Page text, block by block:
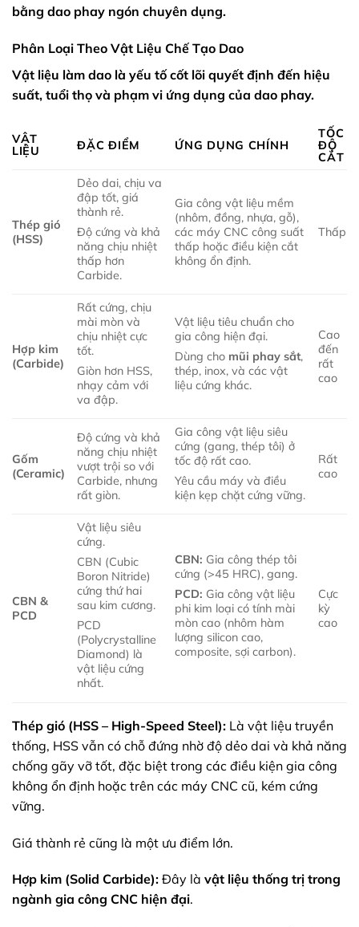
bằng dao phay ngón chuyên dụng.
Phân Loại Theo Vật Liệu Chế Tạo Dao
Vật liệu làm dao là yếu tố cốt lõi quyết định đến hiệu
suất, tuổi thọ và phạm vi ứng dụng của dao phay.
VẬT
LIỆU
ĐẶC ĐIỂM ỨNG DỤNG CHÍNH
TỐC
ĐỘ
CẮT
Thép gió
(HSS)
Dẻo dai, chịu va
đập tốt, giá
thành rẻ.
Độ cứng và khả
năng chịu nhiệt
thấp hơn
Carbide.
Gia công vật liệu mềm
(nhôm, đồng, nhựa, gỗ),
các máy CNC công suất
thấp hoặc điều kiện cắt
không ổn định.
Thấp
Hợp kim
(Carbide)
Rất cứng, chịu
mài mòn và
chịu nhiệt cực
tốt.
Giòn hơn HSS,
nhạy cảm với
va đập.
Vật liệu tiêu chuẩn cho
gia công hiện đại.
Dùng cho mũi phay sắt,
thép, inox, và các vật
liệu cứng khác.
Cao
đến
rất
cao
Gốm
(Ceramic)
Độ cứng và khả
năng chịu nhiệt
vượt trội so với
Carbide, nhưng
rất giòn.
Gia công vật liệu siêu
cứng (gang, thép tôi) ở
tốc độ rất cao.
Yêu cầu máy và điều
kiện kẹp chặt cứng vững.
Rất
cao
CBN &
PCD
Vật liệu siêu
cứng.
CBN (Cubic
Boron Nitride)
cứng thứ hai
sau kim cương.
PCD
(Polycrystalline
Diamond) là
vật liệu cứng
nhất.
CBN: Gia công thép tôi
cứng (>45 HRC), gang.
PCD: Gia công vật liệu
phi kim loại có tính mài
mòn cao (nhôm hàm
lượng silicon cao,
composite, sợi carbon).
Cực
kỳ
cao
Thép gió (HSS – High-Speed Steel): Là vật liệu truyền
thống, HSS vẫn có chỗ đứng nhờ độ dẻo dai và khả năng
chống gãy vỡ tốt, đặc biệt trong các điều kiện gia công
không ổn định hoặc trên các máy CNC cũ, kém cứng
vững.
Giá thành rẻ cũng là một ưu điểm lớn.
Hợp kim (Solid Carbide): Đây là vật liệu thống trị trong
ngành gia công CNC hiện đại.